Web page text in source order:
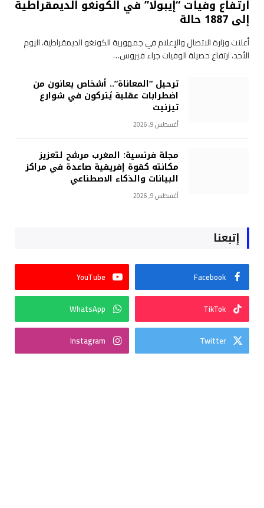
ارتفاع وفيات “إيبولا” في الكونغو الديمقراطية
إلى 1887 حالة
أعلنت وزارة الاتصال والإعلام في جمهورية الكونغو الديمقراطية، اليوم
الأحد، ارتفاع حصيلة الوفيات جراء فيروس…
ترحيل “المعاناة”.. أشخاص يعانون من
اضطرابات عقلية يُتركون في شوارع
تيزنيت
أغسطس 9, 2026
مجلة فرنسية: المغرب مرشح لتعزيز
مكانته كقوة إفريقية صاعدة في مراكز
البيانات والذكاء الاصطناعي
أغسطس 9, 2026
إتبعنا
Facebook
YouTube
TikTok
WhatsApp
Twitter
Instagram